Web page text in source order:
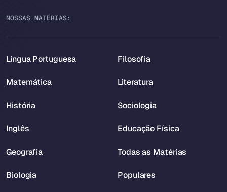
NOSSAS MATÉRIAS:
Língua Portuguesa
Matemática
História
Inglês
Geografia
Biologia
Filosofia
Literatura
Sociologia
Educação Física
Todas as Matérias
Populares